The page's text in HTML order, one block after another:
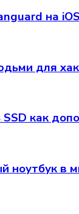
на
для
SSD как
в